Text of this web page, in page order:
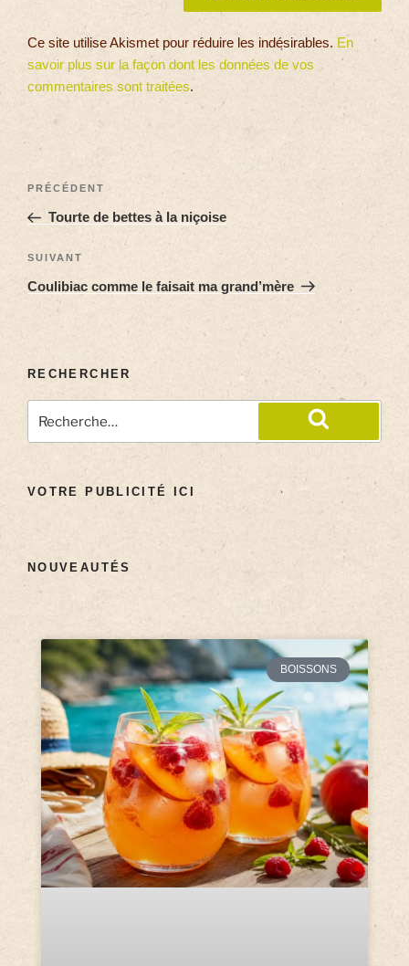
Ce site utilise Akismet pour réduire les indésirables. En
savoir plus sur la façon dont les données de vos
commentaires sont traitées.
PRÉCÉDENT
Tourte de bettes à la niçoise
SUIVANT
Coulibiac comme le faisait ma grand’mère
RECHERCHER
VOTRE PUBLICITÉ ICI
NOUVEAUTÉS
BOISSONS